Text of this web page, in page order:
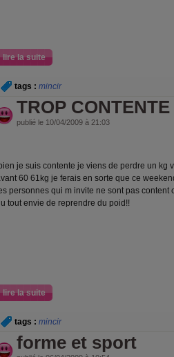
lire la suite
tags : mincir
TROP CONTENTE
publié le 10/04/2009 à 21:03
bien je suis contente je viens de perdre un kg
60 61kg je ferais en sorte que ce
personnes qui m invite ne sont pas
tout envie de reprendre du poid!!
lire la suite
tags : mincir
forme et sport